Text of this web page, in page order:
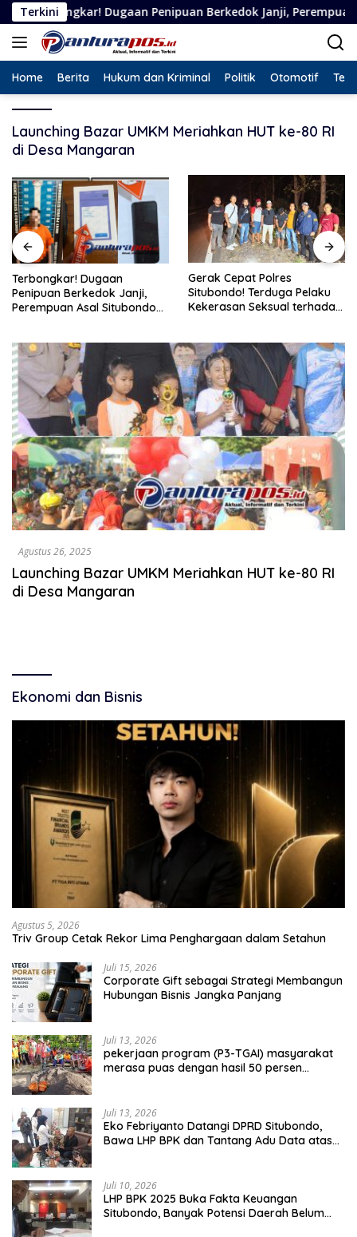
Langsung
ke
konten
Terkini
Dugaan Penipuan Berkedok Janji, Perempuan Asal
Home Berita Hukum dan Kriminal Politik Otomotif
Launching Bazar UMKM Meriahkan HUT ke-80 RI
di Desa Mangaran
Terbongkar! Dugaan
Penipuan Berkedok Janji,
Perempuan Asal Situbondo
Gerak Cepat Polres
Situbondo! Terduga Pelaku
Kekerasan Seksual terhadap
Agustus 26, 2025
Launching Bazar UMKM Meriahkan HUT ke-80 RI
di Desa Mangaran
Ekonomi dan Bisnis
Agustus 5, 2026
Triv Group Cetak Rekor Lima Penghargaan dalam Setahun
Juli 15, 2026
Corporate Gift sebagai Strategi Membangun
Hubungan Bisnis Jangka Panjang
Juli 13, 2026
pekerjaan program (P3-TGAI) masyarakat
merasa puas dengan hasil 50 persen
Juli 13, 2026
Eko Febriyanto Datangi DPRD Situbondo,
Bawa LHP BPK dan Tantang Adu Data atas
Juli 10, 2026
LHP BPK 2025 Buka Fakta Keuangan
Situbondo, Banyak Potensi Daerah Belum